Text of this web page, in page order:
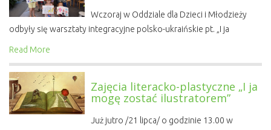
Wczoraj w Oddziale dla Dzieci i Młodzieży
odbyły się warsztaty integracyjne polsko-ukraińskie pt. „I ja
Read More
Zajęcia literacko-plastyczne „I ja
mogę zostać ilustratorem”
Już jutro /21 lipca/ o godzinie 13.00 w